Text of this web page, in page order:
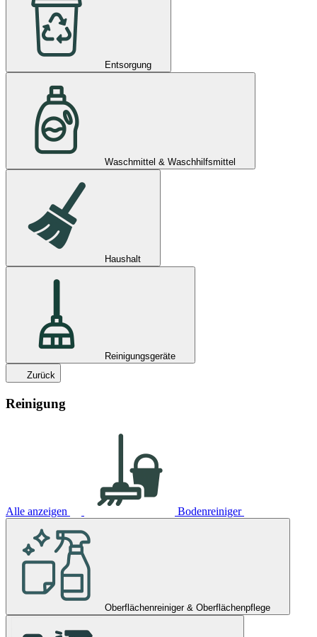
Entsorgung
Waschmittel & Waschhilfsmittel
Haushalt
Reinigungsgeräte
Zurück
Reinigung
Alle anzeigen Bodenreiniger
Oberflächenreiniger & Oberflächenpflege